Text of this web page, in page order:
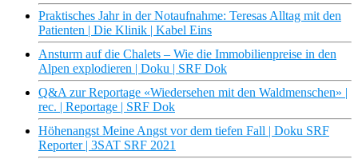
Praktisches Jahr in der Notaufnahme: Teresas Alltag mit den
Patienten | Die Klinik | Kabel Eins
Ansturm auf die Chalets – Wie die Immobilienpreise in den
Alpen explodieren | Doku | SRF Dok
Q&A zur Reportage «Wiedersehen mit den Waldmenschen» |
rec. | Reportage | SRF Dok
Höhenangst Meine Angst vor dem tiefen Fall | Doku SRF
Reporter | 3SAT SRF 2021